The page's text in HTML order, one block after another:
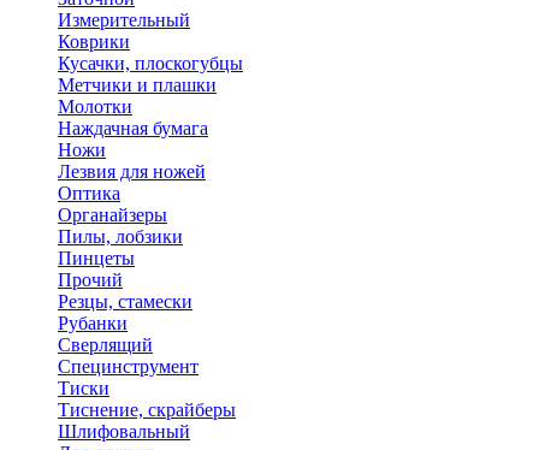
Измерительный
Коврики
Кусачки, плоскогубцы
Метчики и плашки
Молотки
Наждачная бумага
Ножи
Лезвия для ножей
Оптика
Органайзеры
Пилы, лобзики
Пинцеты
Прочий
Резцы, стамески
Рубанки
Сверлящий
Специнструмент
Тиски
Тиснение, скрайберы
Шлифовальный